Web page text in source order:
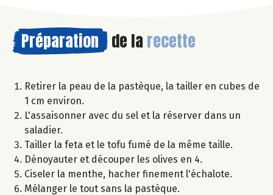
Préparation de la recette
Retirer la peau de la pastèque, la tailler en cubes de
1 cm environ.
L'assaisonner avec du sel et la réserver dans un
saladier.
Tailler la feta et le tofu fumé de la même taille.
Dénoyauter et découper les olives en 4.
Ciseler la menthe, hacher finement l'échalote.
Mélanger le tout sans la pastèque.